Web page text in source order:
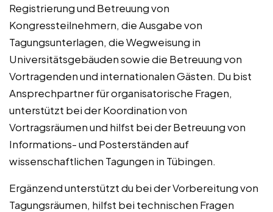
Registrierung und Betreuung von
Kongressteilnehmern, die Ausgabe von
Tagungsunterlagen, die Wegweisung in
Universitätsgebäuden sowie die Betreuung von
Vortragenden und internationalen Gästen. Du bist
Ansprechpartner für organisatorische Fragen,
unterstützt bei der Koordination von
Vortragsräumen und hilfst bei der Betreuung von
Informations- und Posterständen auf
wissenschaftlichen Tagungen in Tübingen.
Ergänzend unterstützt du bei der Vorbereitung von
Tagungsräumen, hilfst bei technischen Fragen